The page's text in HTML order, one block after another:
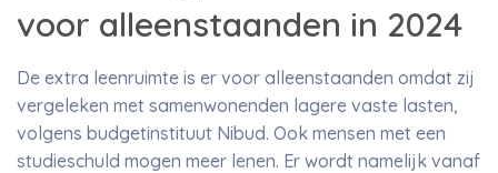
voor alleenstaanden in 2024
De extra leenruimte is er voor alleenstaanden omdat zij
vergeleken met samenwonenden lagere vaste lasten,
volgens budgetinstituut Nibud. Ook mensen met een
studieschuld mogen meer lenen. Er wordt namelijk vanaf